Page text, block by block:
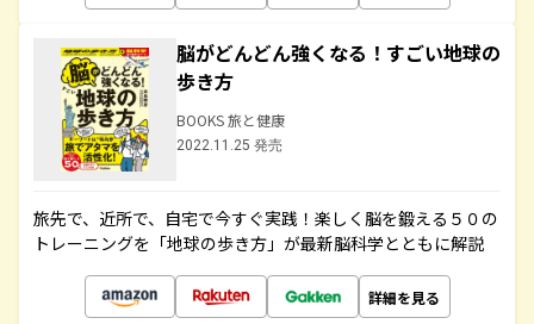
脳がどんどん強くなる！すごい地球の
歩き方
BOOKS 旅と健康
2022.11.25 発売
旅先で、近所で、自宅で今すぐ実践！楽しく脳を鍛える５０の
トレーニングを「地球の歩き方」が最新脳科学とともに解説
詳細を見る